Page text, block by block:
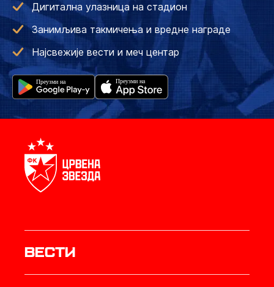
Дигитална улазница на стадион
Занимљива такмичења и вредне награде
Најсвежије вести и меч центар
Вести